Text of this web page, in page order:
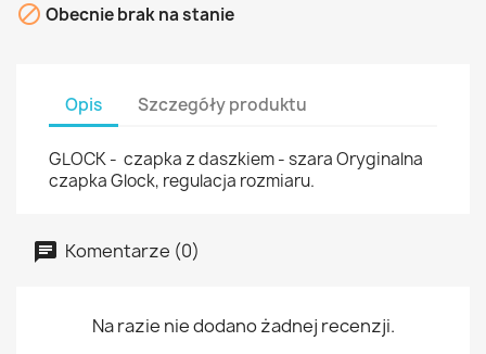
 Obecnie brak na stanie
Opis Szczegóły produktu
GLOCK - czapka z daszkiem - szara Oryginalna
czapka Glock, regulacja rozmiaru.
Komentarze (0)
Na razie nie dodano żadnej recenzji.